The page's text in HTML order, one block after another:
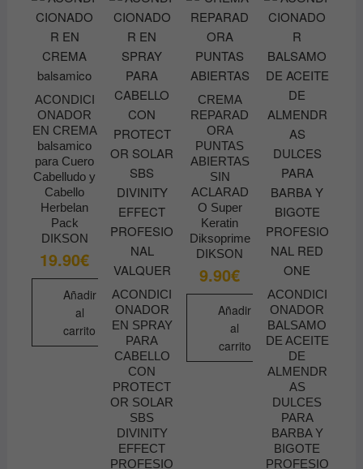
ACONDICI
ONADOR
EN CREMA
balsamico
para Cuero
Cabelludo y
Cabello
Herbelan
Pack
DIKSON
19.90€
Añadir
al
carrito
ACONDICI
ONADOR
EN SPRAY
PARA
CABELLO
CON
PROTECT
OR SOLAR
SBS
DIVINITY
EFFECT
PROFESIO
CREMA
REPARAD
ORA
PUNTAS
ABIERTAS
SIN
ACLARAD
O Super
Keratin
Diksoprime
DIKSON
9.90€
Añadir
al
carrito
ACONDICI
ONADOR
BALSAMO
DE ACEITE
DE
ALMENDR
AS
DULCES
PARA
BARBA Y
BIGOTE
PROFESIO